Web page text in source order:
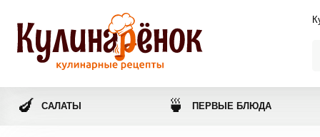
🍆 САЛАТЫ 🍵 ПЕРВЫЕ БЛЮДА